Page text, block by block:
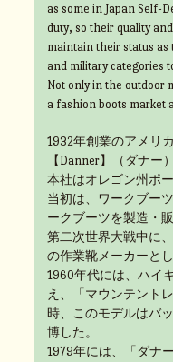
as some in Japan Self-
duty, so their quality
maintain their status
and military categories
Not only in the outdoor
a fashion boots market
1932年創業のアメリ
【Danner】（ダナー）
本社はオレゴン州ポー
当初は、ワークブー
ークブーツを製造・販
第二次世界大戦中に
の作業靴メーカーと
1960年代には、ハイ
え、「マウンテント
時、このモデルはバ
博した。
1979年には、「ダナ